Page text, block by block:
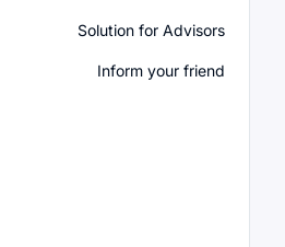
Solution for Advisors
Inform your friend